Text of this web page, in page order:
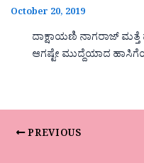
October 20, 2019
ದಾಕ್ಷಾಯಣಿ ನಾಗರಾಜ್
ಆಗಷ್ಟೇ ಮುದ್ದೆಯಾದ
PREVIOUS